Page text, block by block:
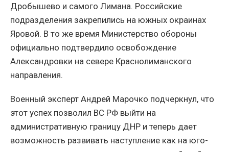
Дробышево и самого Лимана. Российские
подразделения закрепились на южных окраинах
Яровой. В то же время Министерство обороны
официально подтвердило освобождение
Александровки на севере Краснолиманского
направления.
Военный эксперт Андрей Марочко подчеркнул, что
этот успех позволил ВС РФ выйти на
административную границу ДНР и теперь дает
возможность развивать наступление как на юго-